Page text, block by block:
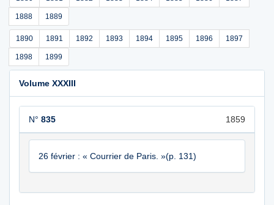
1888 1889
1890 1891 1892 1893 1894 1895 1896 1897
1898 1899
Volume XXXIII
1859
N° 835
26 février : « Courrier de Paris. »(p. 131)